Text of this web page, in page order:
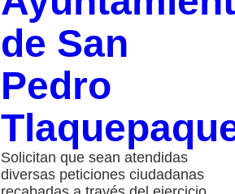
de San
Pedro
Solicitan que sean atendidas
diversas peticiones ciudadanas